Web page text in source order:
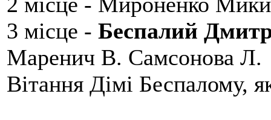
3 місце - Беспалий
Маренич В. Самсонова Л.
Вітання Дімі Беспалому,